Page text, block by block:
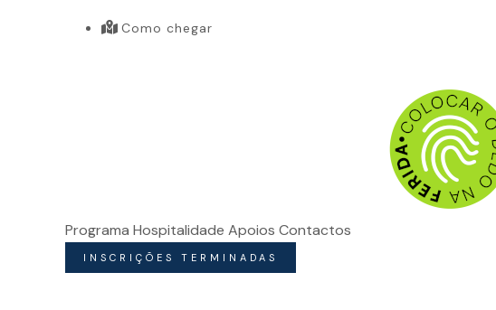
Como chegar
Programa Hospitalidade Apoios Contactos
INSCRIÇÕES TERMINADAS